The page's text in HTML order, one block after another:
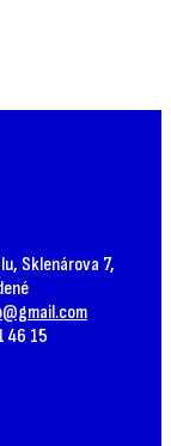
Sklenárova 7,
46 15